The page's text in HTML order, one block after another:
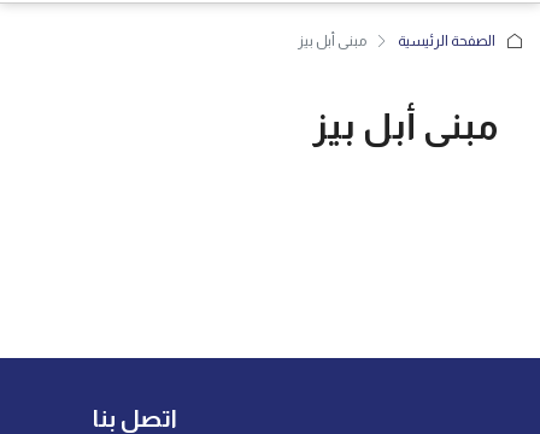
الصفحة الرئيسية مبنى أبل بيز
مبنى أبل بيز
اتصل بنا